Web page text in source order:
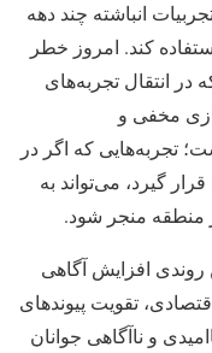
انباشته چند دهه
کند. امروز خطر
در انتقال تجربه‌های
مخفی و
که اگر در
گیرد، می‌تواند به
منطقه منجر شود.
روندی افزایش آگاهی
تقویت پیوندهای
و ناآگاهی جوانان